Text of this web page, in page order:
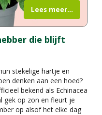
die blijft
stekelige hartje en
denken aan een hoed?
bekend als Echinacea
gek op zon en fleurt je
op alsof het elke dag
Lees meer...